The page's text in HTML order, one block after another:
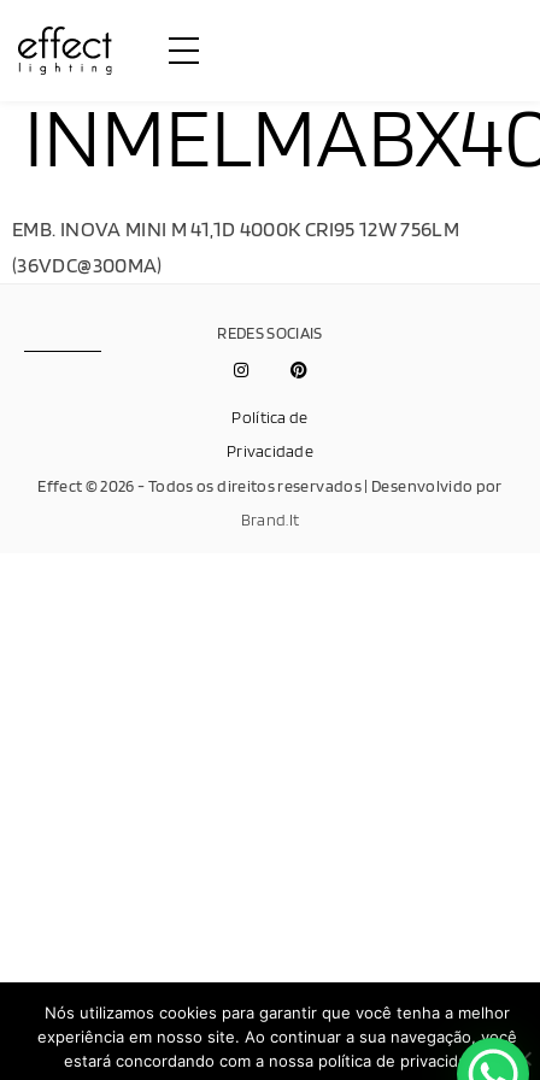
EMB. INOVA MINI M 41,1D 4000K CRI95 12W 756LM
(36VDC@300MA)
Effect © 2026 - Todos os direitos reservados | Desenvolvido por
Brand.It
Política de
Privacidade
REDES SOCIAIS
Nós utilizamos cookies para garantir que você tenha a melhor
experiência em nosso site. Ao continuar a sua navegação, você
estará concordando com a nossa política de privacidade.